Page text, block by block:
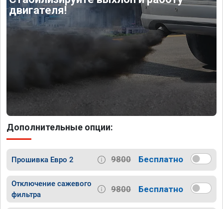
двигателя!
Дополнительные опции:
Прошивка Евро 2 9800 Бесплатно
Отключение сажевого
фильтра
9800 Бесплатно